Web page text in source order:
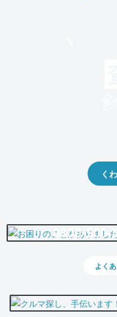
く
0800-500-
よく